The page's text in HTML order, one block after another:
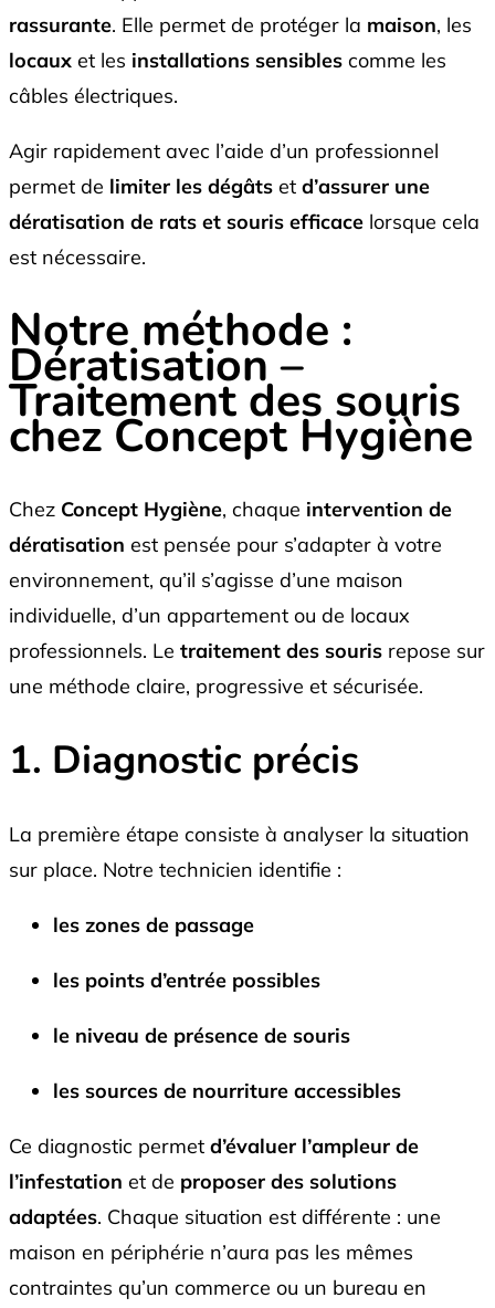
rassurante. Elle permet de protéger la maison, les
locaux et les installations sensibles comme les
câbles électriques.
Agir rapidement avec l’aide d’un professionnel
permet de limiter les dégâts et d’assurer une
dératisation de rats et souris efficace lorsque cela
est nécessaire.
Notre méthode :
Dératisation –
Traitement des souris
chez Concept Hygiène
Chez Concept Hygiène, chaque intervention de
dératisation est pensée pour s’adapter à votre
environnement, qu’il s’agisse d’une maison
individuelle, d’un appartement ou de locaux
professionnels. Le traitement des souris repose sur
une méthode claire, progressive et sécurisée.
1. Diagnostic précis
La première étape consiste à analyser la situation
sur place. Notre technicien identifie :
les zones de passage
les points d’entrée possibles
le niveau de présence de souris
les sources de nourriture accessibles
Ce diagnostic permet d’évaluer l’ampleur de
l’infestation et de proposer des solutions
adaptées. Chaque situation est différente : une
maison en périphérie n’aura pas les mêmes
contraintes qu’un commerce ou un bureau en